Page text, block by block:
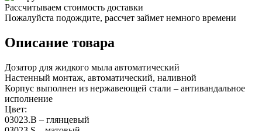
Рассчитываем стоимость доставки
Пожалуйста подождите, рассчет займет немного времени
Описание товара
Дозатор для жидкого мыла автоматический
Настенный монтаж, автоматический, наливной
Корпус выполнен из нержавеющей стали – антивандальное
исполнение
Цвет:
03023.В – глянцевый